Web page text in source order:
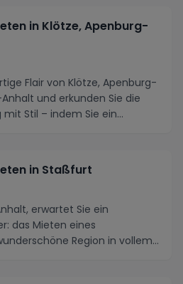
in Klötze, Apenburg-
Flair von Klötze, Apenburg-
und erkunden Sie die
Stil – indem Sie ein...
in Staßfurt
erwartet Sie ein
das Mieten eines
Region in vollem